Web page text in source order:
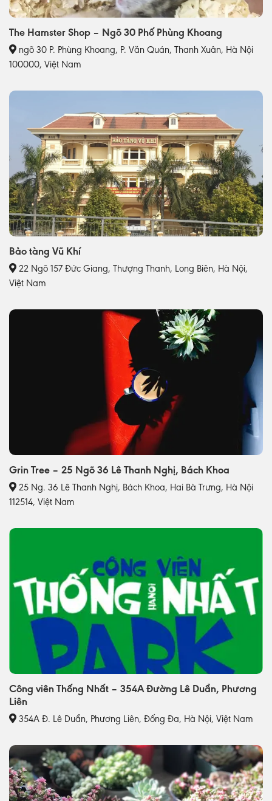
The Hamster Shop – Ngõ 30 Phố Phùng Khoang
ngõ 30 P. Phùng Khoang, P. Văn Quán, Thanh Xuân, Hà Nội
100000, Việt Nam
Bảo tàng Vũ Khí
22 Ngõ 157 Đức Giang, Thượng Thanh, Long Biên, Hà Nội,
Việt Nam
Grin Tree – 25 Ngõ 36 Lê Thanh Nghị, Bách Khoa
25 Ng. 36 Lê Thanh Nghị, Bách Khoa, Hai Bà Trưng, Hà Nội
112514, Việt Nam
Công viên Thống Nhất – 354A Đường Lê Duẩn, Phương
Liên
354A Đ. Lê Duẩn, Phương Liên, Đống Đa, Hà Nội, Việt Nam